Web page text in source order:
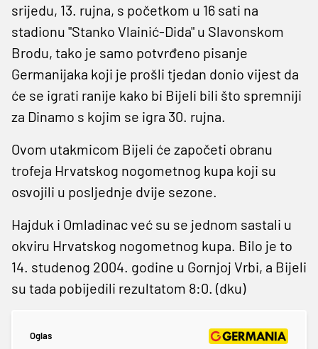
srijedu, 13. rujna, s početkom u 16 sati na
stadionu "Stanko Vlainić-Dida" u Slavonskom
Brodu, tako je samo potvrđeno pisanje
Germanijaka koji je prošli tjedan donio vijest da
će se igrati ranije kako bi Bijeli bili što spremniji
za Dinamo s kojim se igra 30. rujna.
Ovom utakmicom Bijeli će započeti obranu
trofeja Hrvatskog nogometnog kupa koji su
osvojili u posljednje dvije sezone.
Hajduk i Omladinac već su se jednom sastali u
okviru Hrvatskog nogometnog kupa. Bilo je to
14. studenog 2004. godine u Gornjoj Vrbi, a Bijeli
su tada pobijedili rezultatom 8:0. (dku)
Oglas